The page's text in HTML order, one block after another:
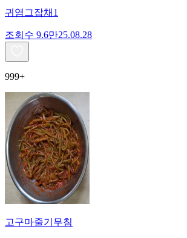
귀염그잡채1
조회수 9.6만25.08.28
999+
고구마줄기무침